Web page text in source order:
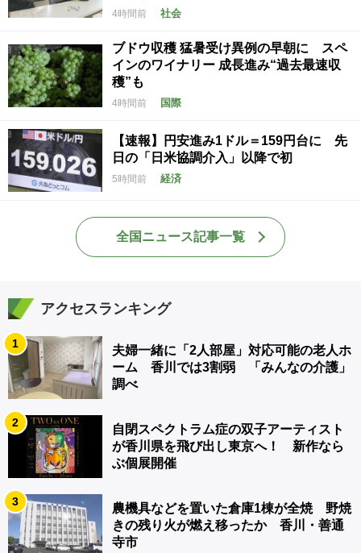
4時間前 社会
ブドウ収穫 猛暑受け異例の早朝に スペ
インのワイナリー 成長進み“過去最速収
穫”も
4時間前 国際
【速報】円安進み1ドル＝159円台に 先
日の「日米協調介入」以降で初
5時間前 経済
全国ニュース記事一覧
アクセスランキング
1
夫婦一緒に「2人部屋」対応可能の老人ホ
ーム 香川では3割弱 「みんなの介護」
調べ
2
自閉スペクトラム症の双子アーティスト
が香川県を飛び出し東京へ！ 新作なら
ぶ個展開催
3
農機具などを置いた倉庫1棟が全焼 野焼
きの残り火が燃え移ったか 香川・善通
寺市